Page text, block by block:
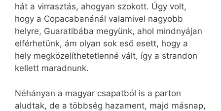
hát a virrasztás, ahogyan szokott. Úgy volt,
hogy a Copacabanánál valamivel nagyobb
helyre, Guaratibába megyünk, ahol mindnyájan
elférhetünk, ám olyan sok eső esett, hogy a
hely megközelíthetetlenné vált, így a strandon
kellett maradnunk.
Néhányan a magyar csapatból is a parton
aludtak, de a többség hazament, majd másnap,